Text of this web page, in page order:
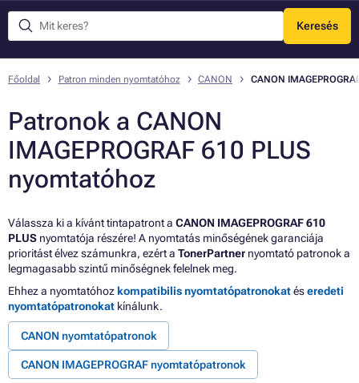
Keresés
Menü
Főoldal Patron minden nyomtatóhoz CANON CANON
Patronok a CANON
IMAGEPROGRAF 610 PLUS
nyomtatóhoz
Válassza ki a kívánt tintapatront a CANON IMAGEPROGRAF 610
PLUS nyomtatója részére! A nyomtatás minőségének garanciája
prioritást élvez számunkra, ezért a TonerPartner nyomtató patronok a
legmagasabb szintű minőségnek felelnek meg.
Ehhez a nyomtatóhoz kompatibilis nyomtatópatronokatéseredeti
nyomtatópatronokat kínálunk.
CANON nyomtatópatronok
CANON IMAGEPROGRAF nyomtatópatronok